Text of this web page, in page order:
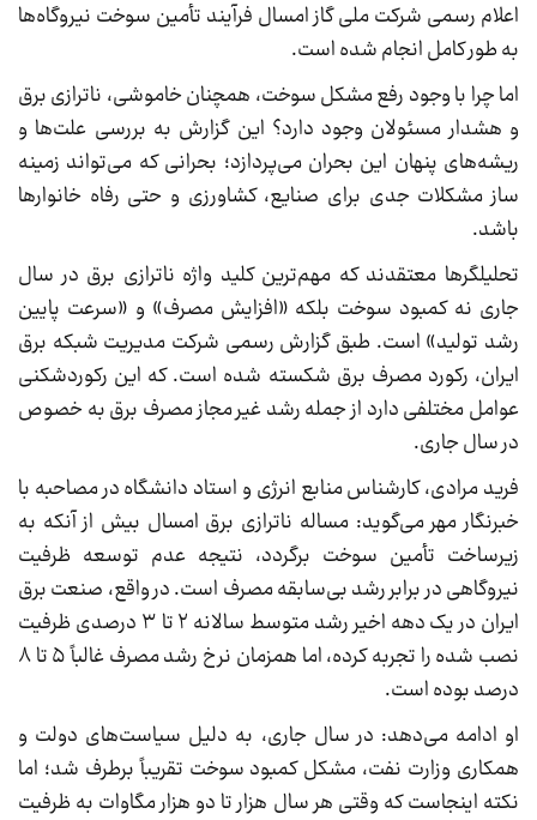
اعلام رسمی شرکت ملی گاز امسال فرآیند تأمین سوخت نیروگاه‌ها
به طور کامل انجام شده است.
اما چرا با وجود رفع مشکل سوخت، همچنان خاموشی، ناترازی برق
و هشدار مسئولان وجود دارد؟ این گزارش به بررسی علت‌ها و
ریشه‌های پنهان این بحران می‌پردازد؛ بحرانی که می‌تواند زمینه
ساز مشکلات جدی برای صنایع، کشاورزی و حتی رفاه خانوارها
باشد.
تحلیلگرها معتقدند که مهم‌ترین کلید واژه ناترازی برق در سال
جاری نه کمبود سوخت بلکه «افزایش مصرف» و «سرعت پایین
رشد تولید» است. طبق گزارش رسمی شرکت مدیریت شبکه برق
ایران، رکورد مصرف برق شکسته شده است. که این رکوردشکنی
عوامل مختلفی دارد از جمله رشد غیر مجاز مصرف برق به خصوص
در سال جاری.
فرید مرادی، کارشناس منابع انرژی و استاد دانشگاه در مصاحبه با
خبرنگار مهر می‌گوید: مساله ناترازی برق امسال بیش از آنکه به
زیرساخت تأمین سوخت برگردد، نتیجه عدم توسعه ظرفیت
نیروگاهی در برابر رشد بی‌سابقه مصرف است. در واقع، صنعت برق
ایران در یک دهه اخیر رشد متوسط سالانه ۲ تا ۳ درصدی ظرفیت
نصب شده را تجربه کرده، اما همزمان نرخ رشد مصرف غالباً ۵ تا ۸
درصد بوده است.
او ادامه می‌دهد: در سال جاری، به دلیل سیاست‌های دولت و
همکاری وزارت نفت، مشکل کمبود سوخت تقریباً برطرف شد؛ اما
نکته اینجاست که وقتی هر سال هزار تا دو هزار مگاوات به ظرفیت